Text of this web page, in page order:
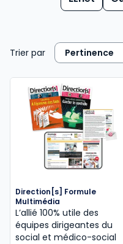
Trier par
Direction[s] Formule
Multimédia
L’allié 100% utile des
équipes dirigeantes du
social et médico-social